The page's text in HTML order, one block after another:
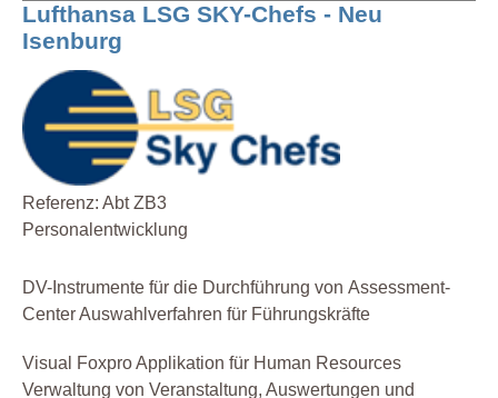
Lufthansa LSG SKY-Chefs - Neu
Isenburg
Referenz: Abt ZB3
Personalentwicklung
DV-Instrumente für die Durchführung von Assessment-
Center Auswahlverfahren für Führungskräfte
Visual Foxpro Applikation für Human Resources
Verwaltung von Veranstaltung, Auswertungen und